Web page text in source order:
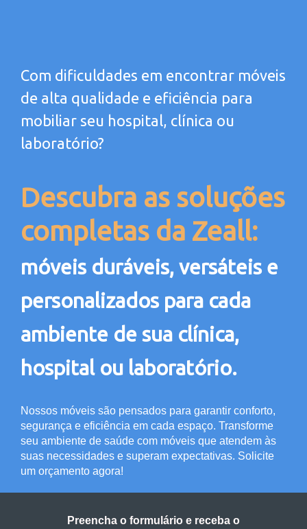
Com dificuldades em encontrar móveis
de alta qualidade e eficiência para
mobiliar seu hospital, clínica ou
laboratório?
Descubra as soluções
completas da Zeall:
móveis duráveis, versáteis e
personalizados para cada
ambiente de sua clínica,
hospital ou laboratório.
Nossos móveis são pensados para garantir conforto,
segurança e eficiência em cada espaço. Transforme
seu ambiente de saúde com móveis que atendem às
suas necessidades e superam expectativas. Solicite
um orçamento agora!
Preencha o formulário e receba o